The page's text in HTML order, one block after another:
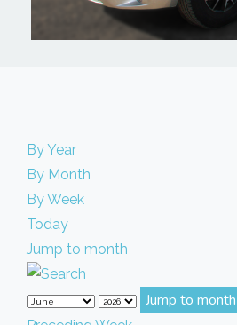
By Year
By Month
By Week
Today
Jump to month
Jump to month